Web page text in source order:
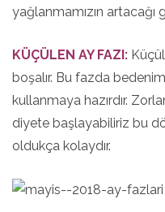
yağlanmamızın artacağı
KÜÇÜLEN AY FAZI:
boşalır. Bu fazda
kullanmaya hazırdır.
diyete başlayabiliriz bu
oldukça kolaydır.